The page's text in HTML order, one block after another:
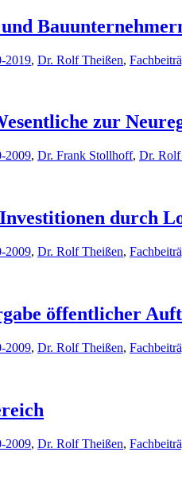
2019, Dr. Rolf Theißen,
zur
2009, Dr. Frank Stollhoff, Dr. Rolf
durch
2009, Dr. Rolf Theißen,
öffentlicher
2009, Dr. Rolf Theißen,
2009, Dr. Rolf Theißen,